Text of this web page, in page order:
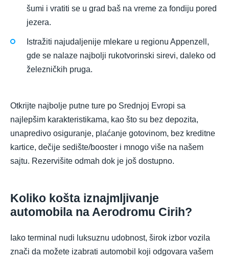
šumi i vratiti se u grad baš na vreme za fondiju pored
jezera.
Istražiti najudaljenije mlekare u regionu Appenzell,
gde se nalaze najbolji rukotvorinski sirevi, daleko od
železničkih pruga.
Otkrijte najbolje putne ture po Srednjoj Evropi sa
najlepšim karakteristikama, kao što su bez depozita,
unapredivo osiguranje, plaćanje gotovinom, bez kreditne
kartice, dečije sedište/booster i mnogo više na našem
sajtu. Rezervišite odmah dok je još dostupno.
Koliko košta iznajmljivanje
automobila na Aerodromu Cirih?
Iako terminal nudi luksuznu udobnost, širok izbor vozila
znači da možete izabrati automobil koji odgovara vašem